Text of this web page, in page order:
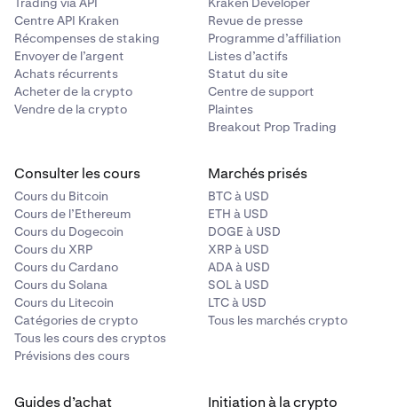
Centre API Kraken
Récompenses de staking
Envoyer de l’argent
Achats récurrents
Acheter de la crypto
Vendre de la crypto
Revue de presse
Programme d’affiliation
Listes d’actifs
Statut du site
Centre de support
Plaintes
Breakout Prop Trading
Consulter les cours
Cours du Bitcoin
Cours de l’Ethereum
Cours du Dogecoin
Cours du XRP
Cours du Cardano
Cours du Solana
Cours du Litecoin
Catégories de crypto
Tous les cours des cryptos
Prévisions des cours
Marchés prisés
BTC à USD
ETH à USD
DOGE à USD
XRP à USD
ADA à USD
SOL à USD
LTC à USD
Tous les marchés crypto
Guides d’achat Initiation à la crypto